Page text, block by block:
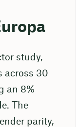
study,
across 30
an 8%
The
parity,